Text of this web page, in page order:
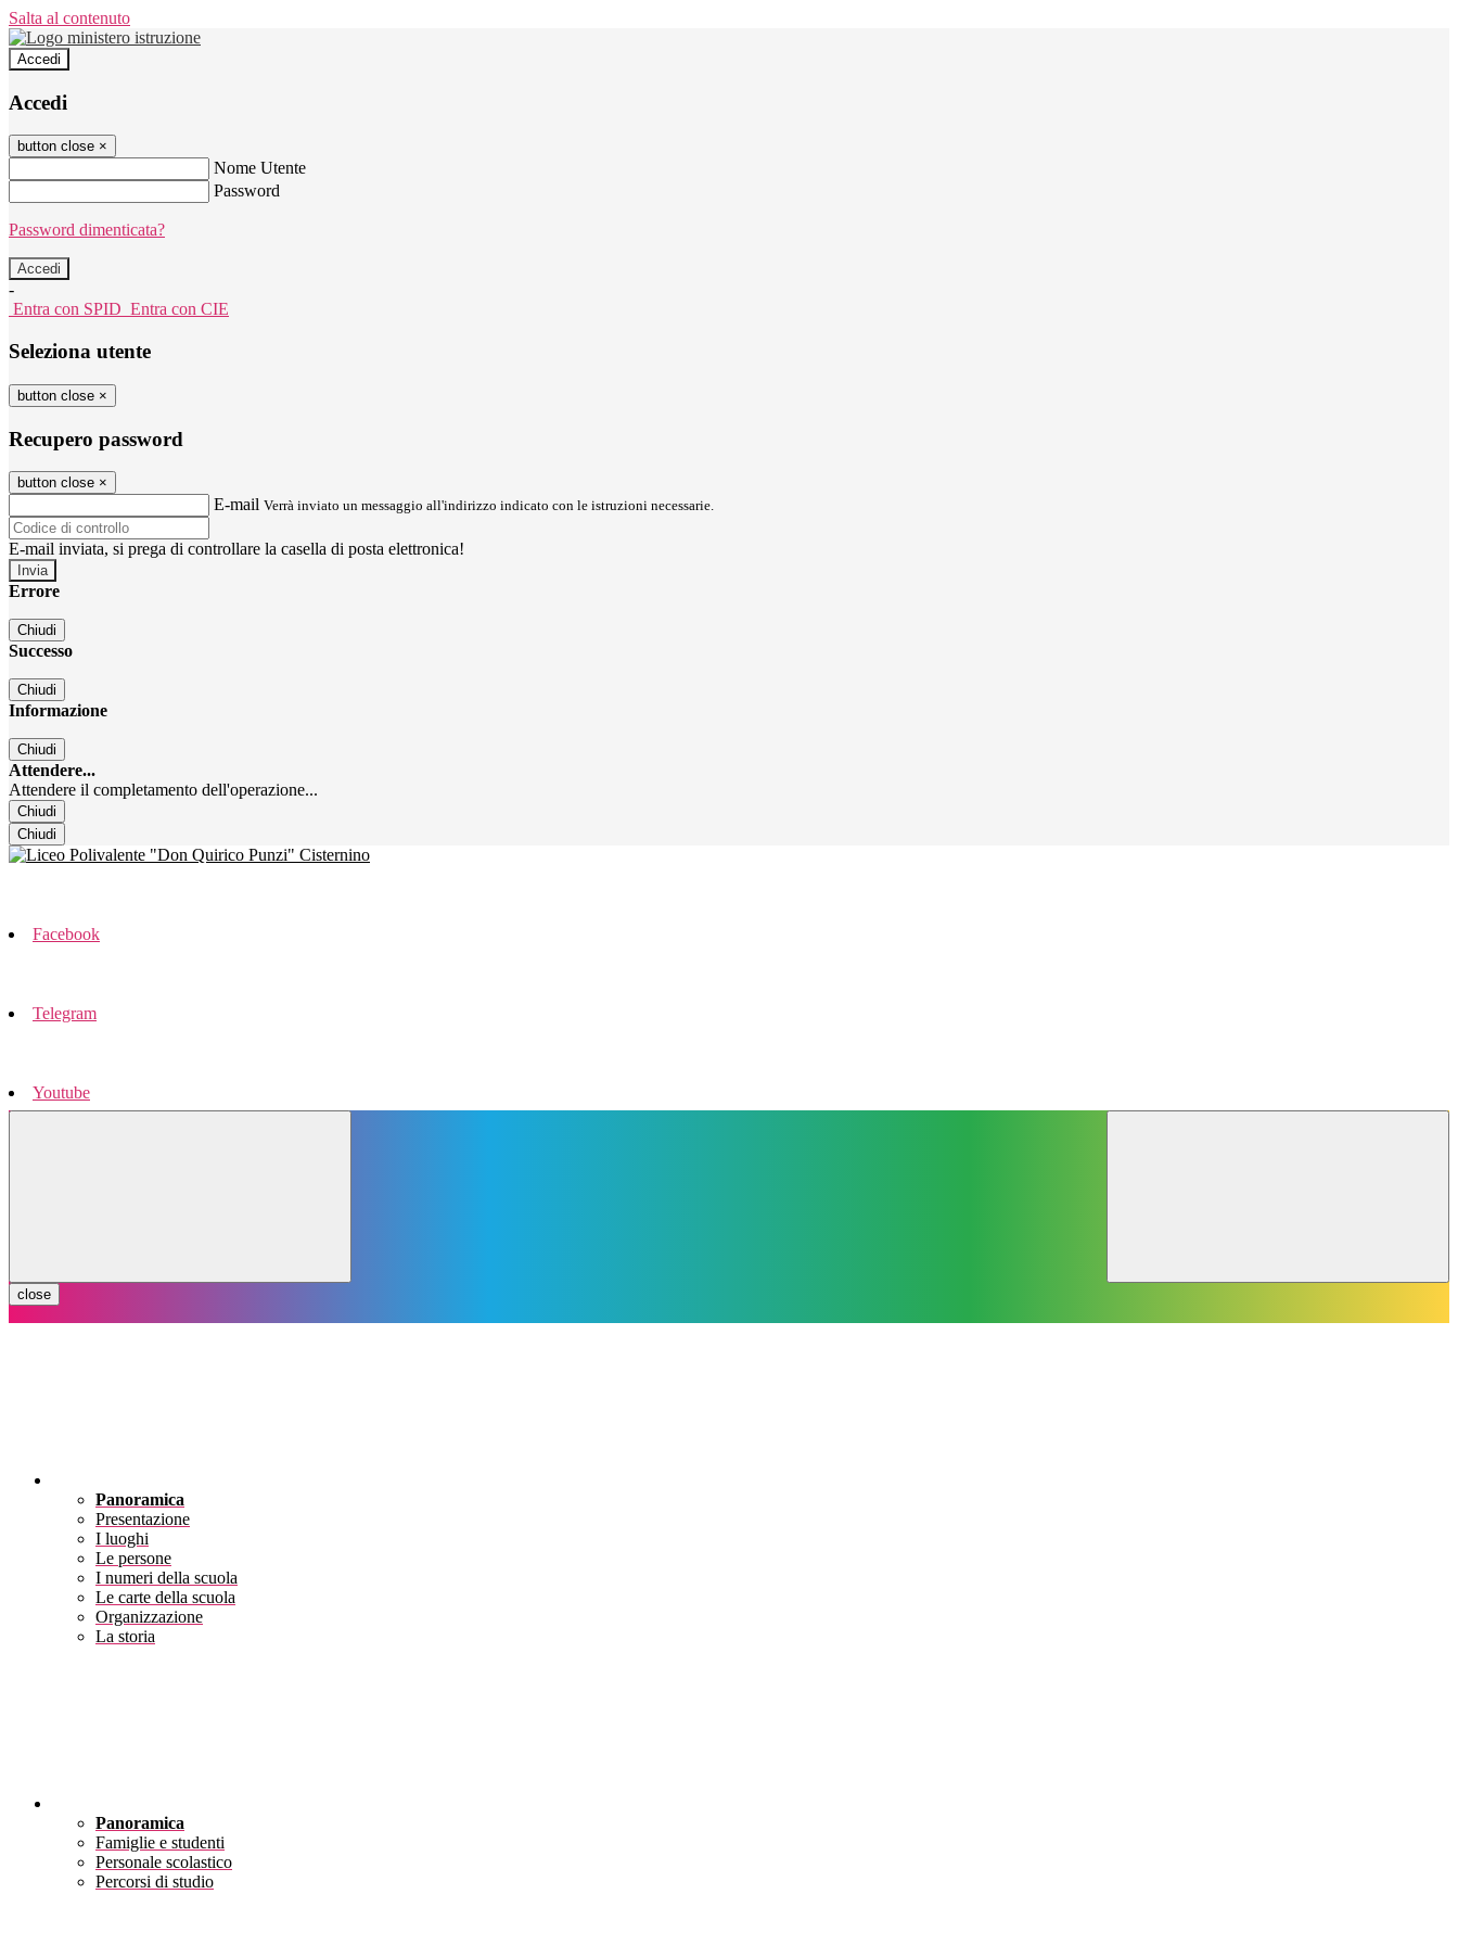
Salta al contenuto
Accedi
Accedi
button close ×
Nome Utente
Password
Password dimenticata?
-
Entra con SPID Entra con CIE
Seleziona utente
button close ×
Recupero password
button close ×
E-mail Verrà inviato un messaggio all'indirizzo indicato con le istruzioni necessarie.
E-mail inviata, si prega di controllare la casella di posta elettronica!
Errore
Chiudi
Successo
Chiudi
Informazione
Chiudi
Attendere...
Attendere il completamento dell'operazione...
Chiudi
Chiudi
Facebook
Telegram
Youtube
close
Panoramica
Presentazione
I luoghi
Le persone
I numeri della scuola
Le carte della scuola
Organizzazione
La storia
Panoramica
Famiglie e studenti
Personale scolastico
Percorsi di studio